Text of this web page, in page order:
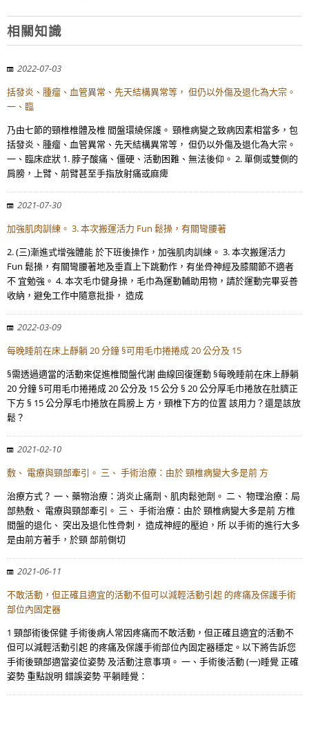
相關知識
2022-07-03
括發炎、腫瘤、血管異常、先天結構異常等， 但仍以外傷及退化為大宗。
一、臨
乃由七節的頸椎椎體及椎 間盤環繞保護。 頸椎病變之致病因素相當多，包
括發炎、腫瘤、血管異常、先天結構異常等， 但仍以外傷及退化為大宗。
一、臨床症狀 1. 脖子酸痛、僵硬、活動困難、無法後仰。 2. 單側或雙側的
肩膀，上臂、前臂甚至手指放射痛或麻痺
2021-07-30
加強肌肉訓練。 3. 本次搬運活力 Fun 鬆操，有關彎腰著
2. (三)漸進式增強體能 於下班後操作，加強肌肉訓練。 3. 本次搬運活力
Fun 鬆操，有關彎腰著地及垂直上下跳動作，有坐骨神經及膝關節不適者
不 宜勉強。 4. 本次毛巾健身操，毛巾為運動輔助用物，請於運動完畢妥善
收納，避免工作中隨意批掛， 造成
2022-03-09
每晚睡前在床上靜躺 20 分鐘 §可用毛巾捲捲成 20 公分及 15
§需透過適當的活動來促進椎間盤代謝 曲線回復運動 §每晚睡前在床上靜躺
20 分鐘 §可用毛巾捲捲成 20 公分及 15 公分 § 20 公分厚毛巾捲放在肚臍正
下方 § 15 公分厚毛巾捲放在肩膀上 方，頸椎下方的位置 該用力？還是該放
鬆？
2021-02-10
敷、 電療與頸部牽引。 三、 手術治療：由於 頸椎病變大多是前 方
治療方式？ 一、藥物治療：消炎止痛劑、肌肉鬆弛劑。 二、 物理治療：局
部熱敷、 電療與頸部牽引。 三、 手術治療：由於 頸椎病變大多是前 方椎
間盤的退化、 突出及退化性骨刺， 造成神經的壓迫，所 以手術的進行大多
是由前方著手，於頸 部前側切
2021-06-11
不敢活動，但正確且適宜的活動不但可以減輕活動引起 的疼痛及保護手術
部位內固定器
1 頸部術後保健 手術後病人常因疼痛而不敢活動，但正確且適宜的活動不
但可以減輕活動引起 的疼痛及保護手術部位內固定器穩定。以下將告訴您
手術後頸部適當姿位姿勢 及活動注意事項。 一、手術後活動 (一)睡覺 正確
姿勢 重點說明 錯誤姿勢 平躺睡覺：